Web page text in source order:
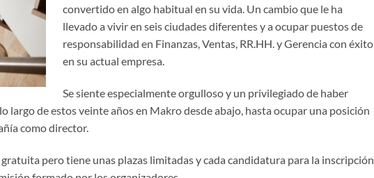
convertido en algo habitual en su vida. Un cambio que le ha
llevado a vivir en seis ciudades diferentes y a ocupar puestos de
responsabilidad en Finanzas, Ventas, RR.HH. y Gerencia con éxito
en su actual empresa.
Se siente especialmente orgulloso y un privilegiado de haber
largo de estos veinte años en Makro desde abajo, hasta ocupar una posición
como director.
pero tiene unas plazas limitadas y cada candidatura para la inscripción